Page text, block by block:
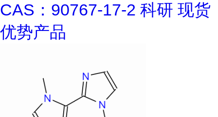
CAS：90767-17-2 科研 现货
优势产品